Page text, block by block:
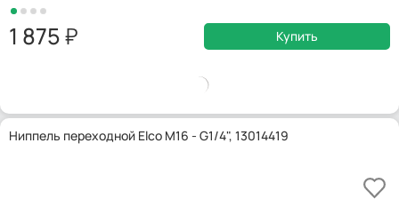
1 875 Купить
Ниппель переходной Elco M16 - G1/4", 13014419